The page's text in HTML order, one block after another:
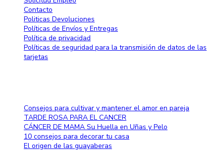
Contacto
Politicas Devoluciones
Políticas de Envíos y Entregas
Política de privacidad
Políticas de seguridad para la transmisión de datos de las
tarjetas
Consejos para cultivar y mantener el amor en pareja
TARDE ROSA PARA EL CANCER
CÁNCER DE MAMA Su Huella en Uñas y Pelo
10 consejos para decorar tu casa
El origen de las guayaberas